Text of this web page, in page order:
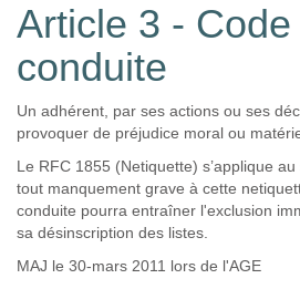
Article 3 - Code
conduite
Un adhérent, par ses actions ou ses
provoquer de préjudice moral ou
Le RFC 1855 (Netiquette) s’applique
tout manquement grave à cette
conduite pourra entraîner l'exclusion
sa désinscription des listes.
MAJ le 30-mars 2011 lors de l'AGE